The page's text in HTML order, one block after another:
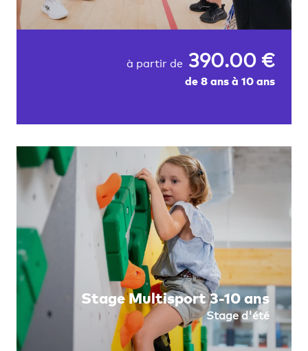
à partir de 390.00 €
de 8 ans à 10 ans
Stage Multisport 3-10 ans
Stage d'été